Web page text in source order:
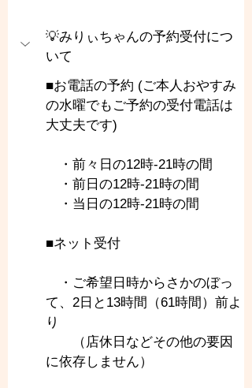
💡みりぃちゃんの予約受付につ
いて
■お電話の予約 (ご本人おやすみ
の水曜でもご予約の受付電話は
大丈夫です)
・前々日の12時-21時の間
・前日の12時-21時の間
・当日の12時-21時の間
■ネット受付
・ご希望日時からさかのぼっ
て、2日と13時間（61時間）前よ
り
（店休日などその他の要因
に依存しません）